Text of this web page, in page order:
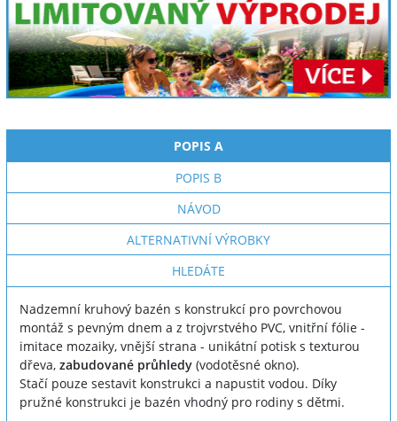
POPIS A
POPIS B
NÁVOD
ALTERNATIVNÍ VÝROBKY
HLEDÁTE
Nadzemní kruhový bazén s konstrukcí pro povrchovou
montáž s pevným dnem a z trojvrstvého PVC, vnitřní fólie -
imitace mozaiky, vnější strana - unikátní potisk s texturou
dřeva, zabudované průhledy (vodotěsné okno).
Stačí pouze sestavit konstrukci a napustit vodou. Díky
pružné konstrukci je bazén vhodný pro rodiny s dětmi.